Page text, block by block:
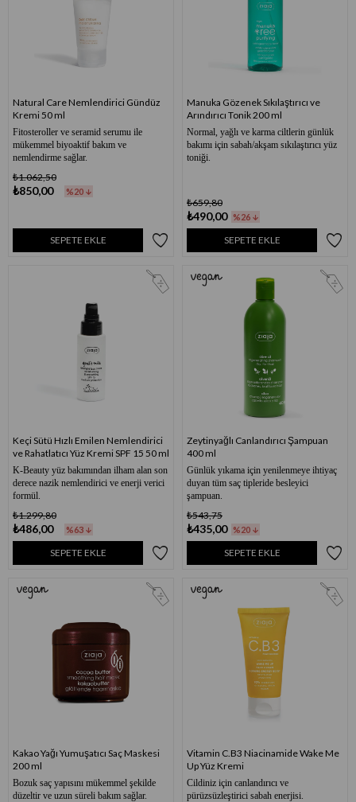
Natural Care Nemlendirici Gündüz
Kremi 50 ml
Fitosteroller ve seramid serumu ile
mükemmel biyoaktif bakım ve
nemlendirme sağlar.
₺850,00
₺1.062,50
%20
SEPETE EKLE
Manuka Gözenek Sıkılaştırıcı ve
Arındırıcı Tonik 200 ml
Normal, yağlı ve karma ciltlerin günlük
bakımı için sabah/akşam sıkılaştırıcı yüz
toniği.
₺490,00
₺659,80
%26
SEPETE EKLE
Keçi Sütü Hızlı Emilen Nemlendirici
ve Rahatlatıcı Yüz Kremi SPF 15 50 ml
K-Beauty yüz bakımından ilham alan son
derece nazik nemlendirici ve enerji verici
formül.
₺486,00
₺1.299,80
%63
SEPETE EKLE
Zeytinyağlı Canlandırıcı Şampuan
400 ml
Günlük yıkama için yenilenmeye ihtiyaç
duyan tüm saç tipleride besleyici
şampuan.
₺435,00
₺543,75
%20
SEPETE EKLE
Kakao Yağı Yumuşatıcı Saç Maskesi
200 ml
Bozuk saç yapısını mükemmel şekilde
düzeltir ve uzun süreli bakım sağlar.
Vitamin C.B3 Niacinamide Wake Me
Up Yüz Kremi
Cildiniz için canlandırıcı ve
pürüzsüzleştirici sabah enerjisi.